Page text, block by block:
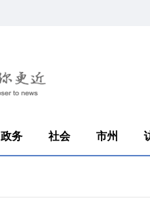
政务 社会 市州